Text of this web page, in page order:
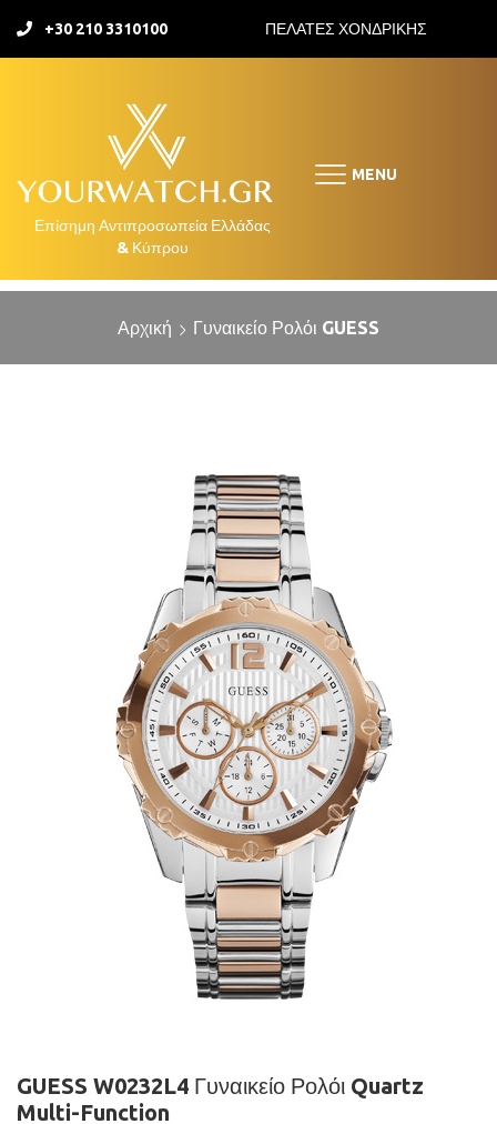
+30 210 3310100 ΠΕΛΑΤΕΣ ΧΟΝΔΡΙΚΗΣ
MENU
Αρχική Γυναικείο Ρολόι GUESS
GUESS W0232L4 Γυναικείο Ρολόι Quartz
Multi-Function